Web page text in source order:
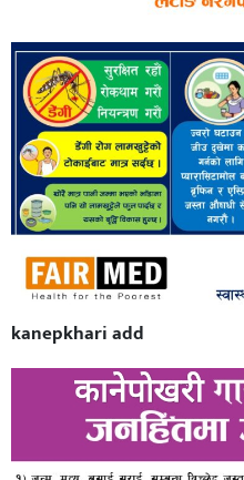
kanepkhari add